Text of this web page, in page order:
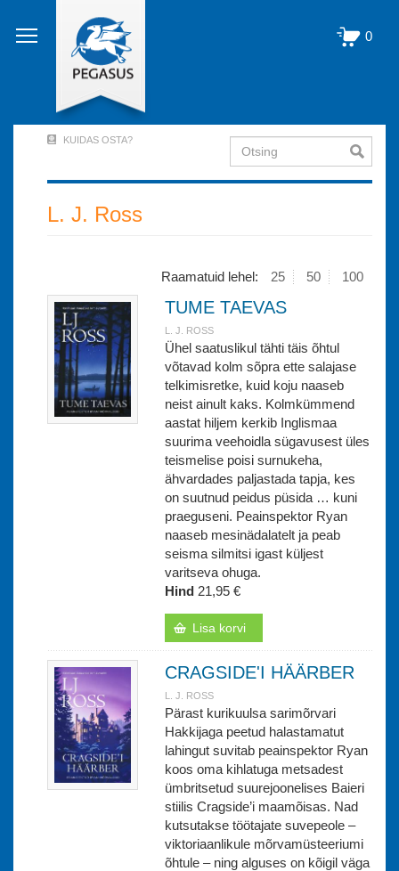
edasi
põhisisu
0
Account
Menu
KUIDAS OSTA? Otsing
L. J. Ross
Raamatuid lehel: 25 50 100
TUME TAEVAS
L. J. ROSS
Ühel saatuslikul tähti täis õhtul
võtavad kolm sõpra ette salajase
telkimisretke, kuid koju naaseb
neist ainult kaks. Kolmkümmend
aastat hiljem kerkib Inglismaa
suurima veehoidla sügavusest üles
teismelise poisi surnukeha,
ähvardades paljastada tapja, kes
on suutnud peidus püsida … kuni
praeguseni. Peainspektor Ryan
naaseb mesinädalatelt ja peab
seisma silmitsi igast küljest
varitseva ohuga.
Hind 21,95 €
Lisa korvi
CRAGSIDE'I HÄÄRBER
L. J. ROSS
Pärast kurikuulsa sarimõrvari
Hakkijaga peetud halastamatut
lahingut suvitab peainspektor Ryan
koos oma kihlatuga metsadest
ümbritsetud suurejoonelises Baieri
stiilis Cragside’i maamõisas. Nad
kutsutakse töötajate suvepeole –
viktoriaanlikule mõrvamüsteeriumi
õhtule – ning alguses on kõigil väga